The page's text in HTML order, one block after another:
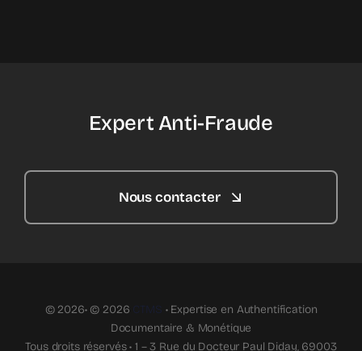
Expert Anti-Fraude
Nous contacter
© 2026• © 2026 CTMS • Expertise en Authentification
Documentaire & Monétique
Tous droits réservés • 1 – 3 Rue du Docteur Paul Diday, 69003